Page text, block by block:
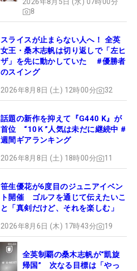
8
スライスが止まらない人へ！ 全英
女王・桑木志帆は切り返しで「左ヒ
ザ」を先に動かしていた #優勝者
のスイング
2026年8月8日 (土) 12時00分 32
話題の新作を抑えて『G440 K』が
首位 “10Ｋ”人気は未だに継続中 #
週間ギアランキング
2026年8月8日 (土) 18時00分 11
笹生優花が6度目のジュニアイベン
ト開催 ゴルフを通じて伝えたいこ
と「真剣だけど、それを楽しむ」
2026年8月6日 (木) 17時43分 19
全英制覇の桑木志帆が“凱旋
帰国” 次なる目標は「やっ